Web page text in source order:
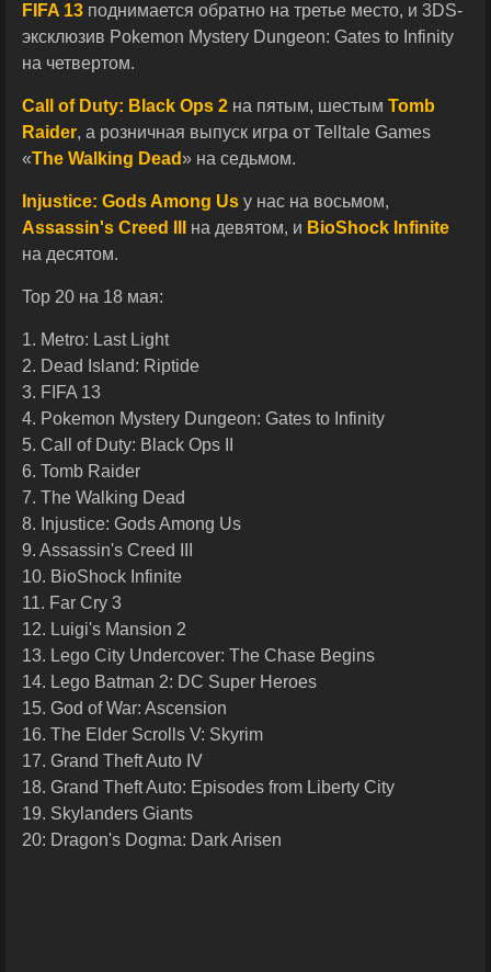
FIFA 13 поднимается обратно на третье место, и 3DS-
эксклюзив Pokemon Mystery Dungeon: Gates to Infinity
на четвертом.
Call of Duty: Black Ops 2 на пятым, шестым Tomb
Raider, а розничная выпуск игра от Telltale Games
«The Walking Dead» на седьмом.
Injustice: Gods Among Us у нас на восьмом,
Assassin's Creed III
на девятом, и BioShock Infinite
на десятом.
Top 20 на 18 мая:
1. Metro: Last Light
2. Dead Island: Riptide
3. FIFA 13
4. Pokemon Mystery Dungeon: Gates to Infinity
5. Call of Duty: Black Ops II
6. Tomb Raider
7. The Walking Dead
8. Injustice: Gods Among Us
9. Assassin's Creed III
10. BioShock Infinite
11. Far Cry 3
12. Luigi's Mansion 2
13. Lego City Undercover: The Chase Begins
14. Lego Batman 2: DC Super Heroes
15. God of War: Ascension
16. The Elder Scrolls V: Skyrim
17. Grand Theft Auto IV
18. Grand Theft Auto: Episodes from Liberty City
19. Skylanders Giants
20: Dragon's Dogma: Dark Arisen